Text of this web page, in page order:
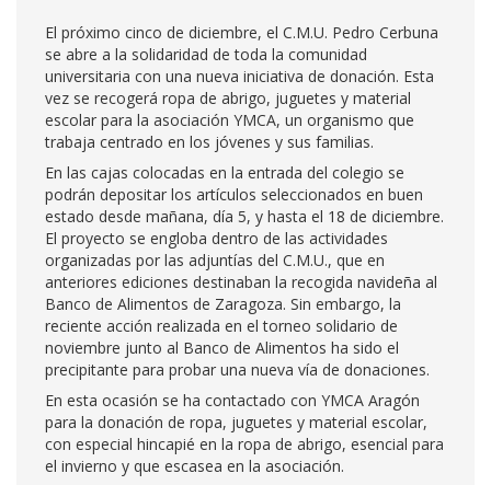
El próximo cinco de diciembre, el C.M.U. Pedro Cerbuna
se abre a la solidaridad de toda la comunidad
universitaria con una nueva iniciativa de donación. Esta
vez se recogerá ropa de abrigo, juguetes y material
escolar para la asociación YMCA, un organismo que
trabaja centrado en los jóvenes y sus familias.
En las cajas colocadas en la entrada del colegio se
podrán depositar los artículos seleccionados en buen
estado desde mañana, día 5, y hasta el 18 de diciembre.
El proyecto se engloba dentro de las actividades
organizadas por las adjuntías del C.M.U., que en
anteriores ediciones destinaban la recogida navideña al
Banco de Alimentos de Zaragoza. Sin embargo, la
reciente acción realizada en el torneo solidario de
noviembre junto al Banco de Alimentos ha sido el
precipitante para probar una nueva vía de donaciones.
En esta ocasión se ha contactado con YMCA Aragón
para la donación de ropa, juguetes y material escolar,
con especial hincapié en la ropa de abrigo, esencial para
el invierno y que escasea en la asociación.